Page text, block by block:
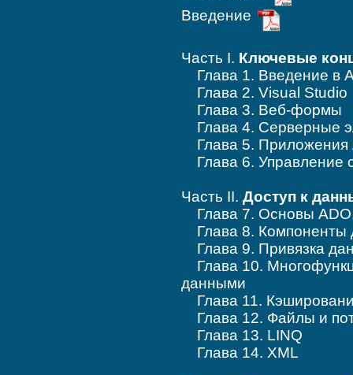
Введение
Часть I. Ключевые
Глава 1. Введение в
Глава 2. Visual Studio
Глава 3. Веб-формы
Глава 4. Серверные
Глава 5. Приложения
Глава 6. Управление
Часть II. Доступ к
Глава 7. Основы
Глава 8. Компоненты
Глава 9. Привязка
Глава 10.
данными
Глава 11.
Глава 12. Файлы и
Глава 13. LINQ
Глава 14. XML